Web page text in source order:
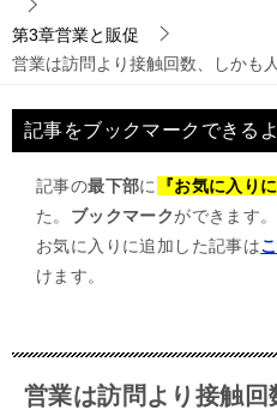
第3章営業と販促
営業は訪問より接触回数、しかも
記事をブックマークできる
記事の最下部に 『お気に入り
た。 ブックマークができます。
お気に入りに追加した記事は
けます。
営業は訪問より接触